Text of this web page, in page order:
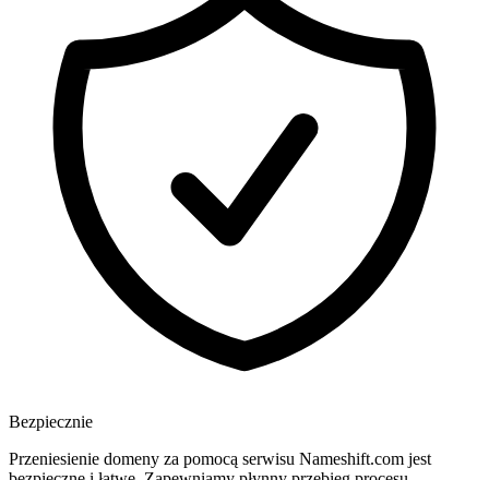
Bezpiecznie
Przeniesienie domeny za pomocą serwisu Nameshift.com jest